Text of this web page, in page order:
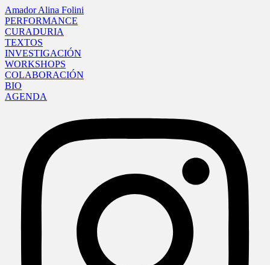
Amador Alina Folini
PERFORMANCE
CURADURIA
TEXTOS
INVESTIGACIÓN
WORKSHOPS
COLABORACIÓN
BIO
AGENDA